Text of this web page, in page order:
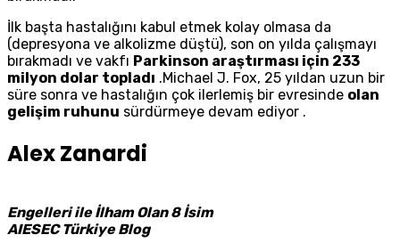
İlk başta hastalığını kabul etmek kolay olmasa da
(depresyona ve alkolizme düştü), son on yılda çalışmayı
bırakmadı ve vakfı Parkinson araştırması için 233
milyon dolar topladı .Michael J. Fox, 25 yıldan uzun bir
süre sonra ve hastalığın çok ilerlemiş bir evresinde olan
gelişim ruhunu sürdürmeye devam ediyor .
Alex Zanardi
Engelleri ile İlham Olan 8 İsim
AIESEC Türkiye Blog